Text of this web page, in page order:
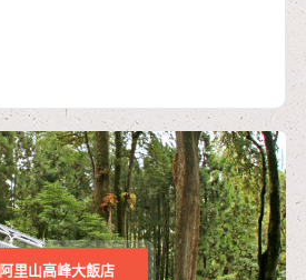
阿里山高峰大飯店